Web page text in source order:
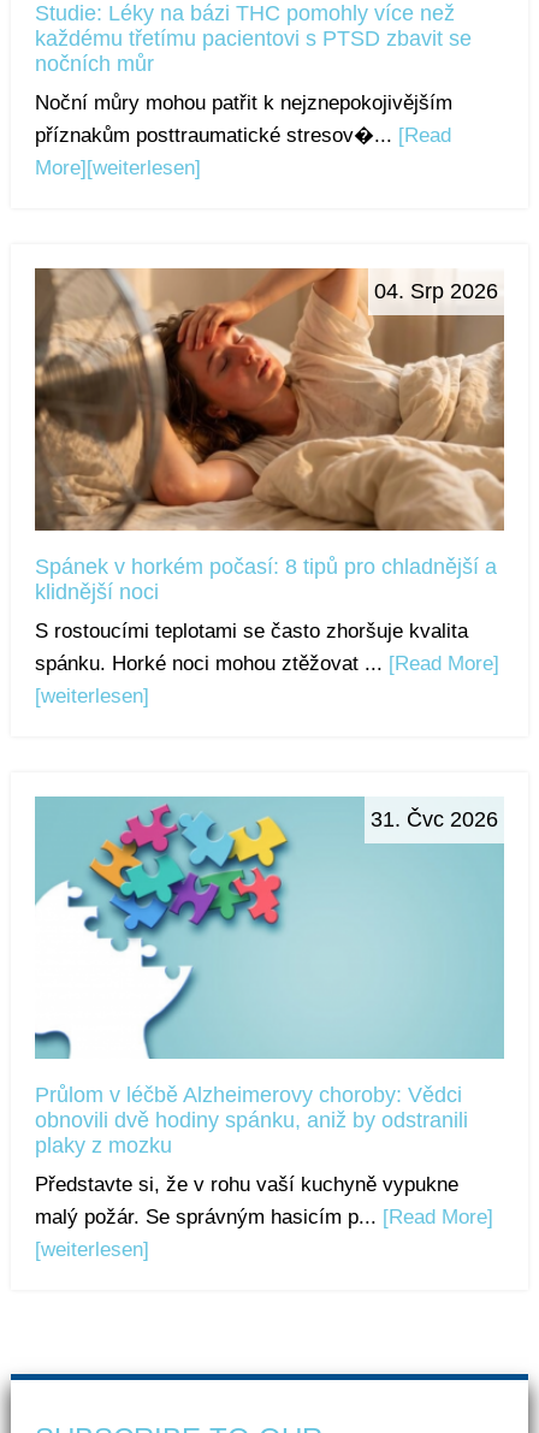
Studie: Léky na bázi THC pomohly více než
každému třetímu pacientovi s PTSD zbavit se
nočních můr
Noční můry mohou patřit k nejznepokojivějším
příznakům posttraumatické stresov�... [Read
More] [weiterlesen]
04. Srp 2026
Spánek v horkém počasí: 8 tipů pro chladnější a
klidnější noci
S rostoucími teplotami se často zhoršuje kvalita
spánku. Horké noci mohou ztěžovat ... [Read More]
[weiterlesen]
31. Čvc 2026
Průlom v léčbě Alzheimerovy choroby: Vědci
obnovili dvě hodiny spánku, aniž by odstranili
plaky z mozku
Představte si, že v rohu vaší kuchyně vypukne
malý požár. Se správným hasicím p... [Read More]
[weiterlesen]